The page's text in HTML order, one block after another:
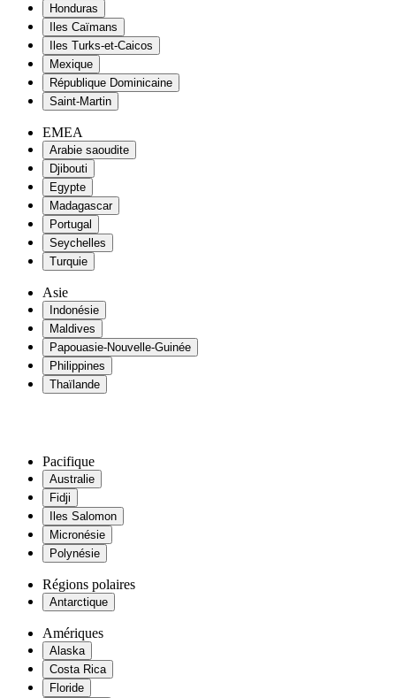
Honduras
Iles Caïmans
Iles Turks-et-Caicos
Mexique
République Dominicaine
Saint-Martin
EMEA
Arabie saoudite
Djibouti
Egypte
Madagascar
Portugal
Seychelles
Turquie
Asie
Indonésie
Maldives
Papouasie-Nouvelle-Guinée
Philippines
Thaïlande
Pacifique
Australie
Fidji
Iles Salomon
Micronésie
Polynésie
Régions polaires
Antarctique
Amériques
Alaska
Costa Rica
Floride